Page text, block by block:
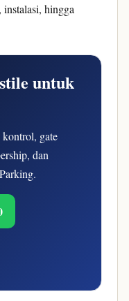
instalasi, hingga
untuk
gate
dan